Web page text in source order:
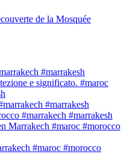
de la Mosquée